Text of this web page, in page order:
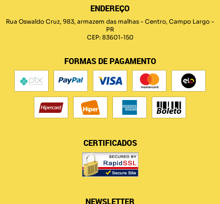
ENDEREÇO
Rua Oswaldo Cruz, 983, armazem das malhas - Centro, Campo Largo -
PR
CEP: 83601-150
FORMAS DE PAGAMENTO
CERTIFICADOS
NEWSLETTER